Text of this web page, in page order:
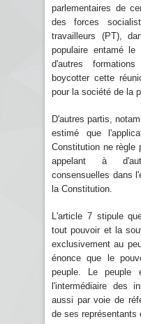
parlementaires de
des forces
travailleurs (PT),
populaire entamé
d'autres
boycotter cette
pour la société de la
D'autres partis,
estimé que
Constitution ne règle
appelant à
consensuelles dans
la Constitution.
L'article 7 stipule
tout pouvoir et la
exclusivement au
énonce que le
peuple. Le peuple
l'intermédiaire des
aussi par voie de
de ses